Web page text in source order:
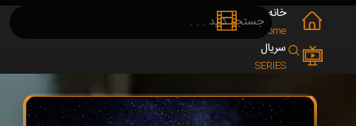
خانه
Home
سریال
SERIES